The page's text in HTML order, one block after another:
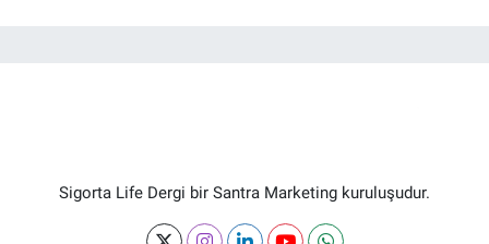
Sigorta Life Dergi bir Santra Marketing kuruluşudur.